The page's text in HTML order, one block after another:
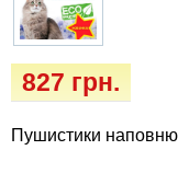
827 грн.
Пушистики
Vet Diet Canine Wet
собак
коврики